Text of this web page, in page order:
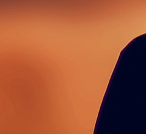
مَواقِيتُ